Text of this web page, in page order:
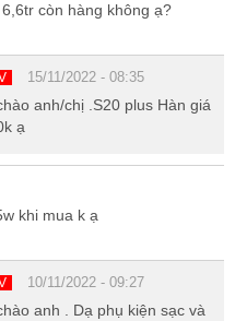
còn hàng không ạ?
15/11/2022 - 08:35
anh/chị .S20 plus Hàn giá
ạ
khi mua k ạ
10/11/2022 - 09:27
anh . Dạ phụ kiện sạc và